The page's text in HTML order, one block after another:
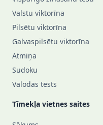
Valstu viktorīna
Pilsētu viktorīna
Galvaspilsētu viktorīna
Atmiņa
Sudoku
Valodas tests
Tīmekļa vietnes saites